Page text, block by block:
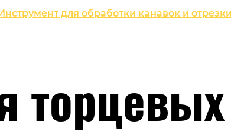
для обработки канавок и отрезки